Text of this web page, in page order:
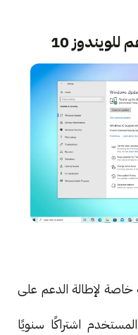
10
لإطالة الدعم على
يدفع المستخدم اشتراكًا سنويًا